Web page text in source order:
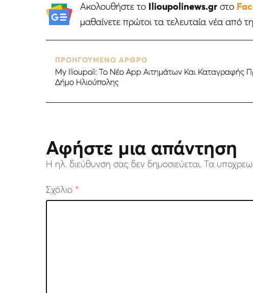
Ακολουθήστε το Ilioupolinews.grστο
μαθαίνετε πρώτοι τα τελευταία νέα από
ΠΡΟΗΓΟΥΜΕΝΟ ΑΡΘΡΟ
My Ilioupoli: To Νέο App Αιτημάτων Και Καταγραφής
Δήμο Ηλιούπολης
Αφήστε μια απάντηση
Η ηλ. διεύθυνση σας δεν δημοσιεύεται. Τα
Σχόλιο *